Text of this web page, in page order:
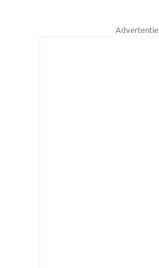
Advertentie